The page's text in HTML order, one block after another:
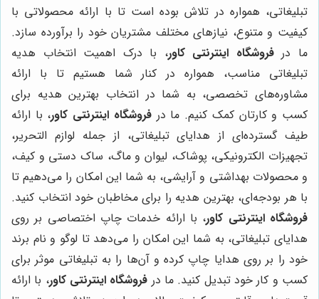
تبلیغاتی، همواره در تلاش بوده است تا با ارائه محصولاتی با
کیفیت و متنوع، نیازهای مختلف مشتریان خود را برآورده سازد.
ما درفروشگاه اینترنتی کاور، با درک اهمیت انتخاب هدیه
تبلیغاتی مناسب، همواره در کنار شما هستیم تا با ارائه
مشاوره‌های تخصصی، به شما در انتخاب بهترین هدیه برای
کسب و کارتان کمک کنیم. ما درفروشگاه اینترنتی کاور، با ارائه
طیف گسترده‌ای از هدایای تبلیغاتی، از جمله لوازم التحریر،
تجهیزات الکترونیکی، پوشاک، لیوان و ماگ، ساک دستی و کیف،
و محصولات بهداشتی و آرایشی، به شما این امکان را می‌دهیم تا
با هر بودجه‌ای، بهترین هدیه را برای مخاطبان خود انتخاب کنید.
فروشگاه اینترنتی کاور، با ارائه خدمات چاپ اختصاصی بر روی
هدایای تبلیغاتی، به شما این امکان را می‌دهد تا لوگو و نام برند
خود را بر روی هدایا چاپ کرده و آن‌ها را به تبلیغاتی موثر برای
کسب و کار خود تبدیل کنید. ما در فروشگاه اینترنتی کاور، با ارائه